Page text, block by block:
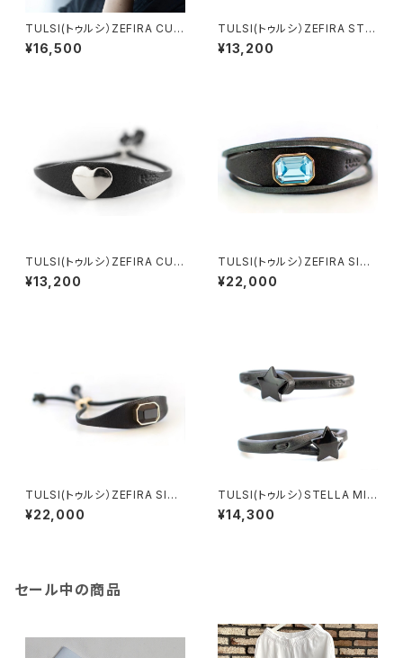
TULSI(トゥルシ）ZEFIRA CUO
RE MIO LUX OB ホワイトゴ
ールド
¥16,500
TULSI(トゥルシ）ZEFIRA STE
LLA MIA OG イエローゴール
ド
¥13,200
TULSI(トゥルシ）ZEFIRA CUO
RE MIO OB ホワイトゴールド
¥13,200
TULSI(トゥルシ）ZEFIRA SISS
I AQUAMARINA
¥22,000
TULSI(トゥルシ）ZEFIRA SISS
I JET
¥22,000
TULSI(トゥルシ）STELLA MIA
LIQUIRIZIA LIMITED EDITIO
N
¥14,300
セール中の商品